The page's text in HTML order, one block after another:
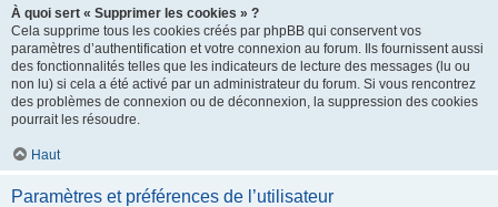
À quoi sert « Supprimer les cookies » ?
Cela supprime tous les cookies créés par phpBB qui conservent vos
paramètres d’authentification et votre connexion au forum. Ils fournissent aussi
des fonctionnalités telles que les indicateurs de lecture des messages (lu ou
non lu) si cela a été activé par un administrateur du forum. Si vous rencontrez
des problèmes de connexion ou de déconnexion, la suppression des cookies
pourrait les résoudre.
Haut
Paramètres et préférences de l’utilisateur